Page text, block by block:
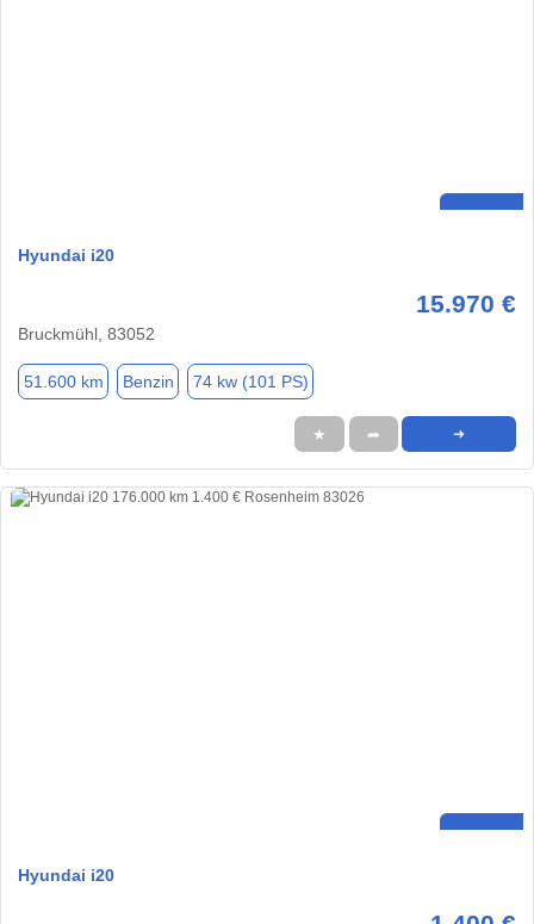
Hyundai i20
15.970 €
Bruckmühl, 83052
51.600 km Benzin 74 kw (101 PS)
★ ➦ ➜
Hyundai i20